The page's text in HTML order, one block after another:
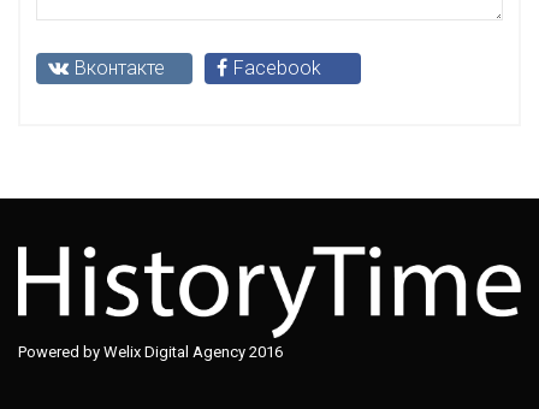
Вконтакте Facebook
Powered by Welix Digital Agency 2016